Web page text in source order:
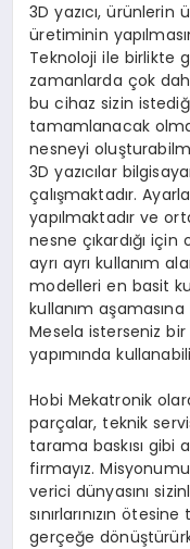
3D yazıcı,
üretiminin
Teknoloji ile birlikte
zamanlarda çok
bu cihaz sizin
tamamlanacak
nesneyi
3D yazıcılar
çalışmaktadır.
yapılmaktadır ve
nesne çıkardığı
ayrı ayrı kullanım
modelleri en basit
kullanım
Mesela isterseniz
yapımında
Hobi Mekatronik
parçalar, teknik
tarama baskısı gibi
firmayız.
verici dünyasını
sınırlarınızın
gerçeğe